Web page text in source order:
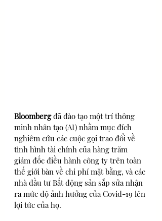
Bloomberg đã đào tạo một trí thông
minh nhân tạo (AI) nhằm mục đích
nghiêm cứu các cuộc gọi trao đổi về
tình hình tài chính của hàng trăm
giám đốc điều hành công ty trên toàn
thế giới bàn về chi phí mặt bằng, và các
nhà đầu tư Bất động sản sắp sửa nhận
ra mức độ ảnh hưởng của Covid-19 lên
lợi tức của họ.